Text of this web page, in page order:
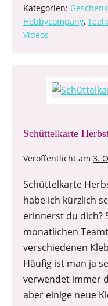
Kategorien:
Hobbycompany,
Videos
Schüttelkarte
Veröffentlicht am 3.
Schüttelkarte
habe ich kürzlich
erinnerst du dich?
monatlichen
verschiedenen
Häufig ist man ja
verwendet immer
aber einige neue